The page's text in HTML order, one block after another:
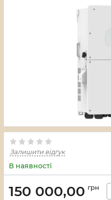
Залишити відгук
В наявності
150 000,00 грн